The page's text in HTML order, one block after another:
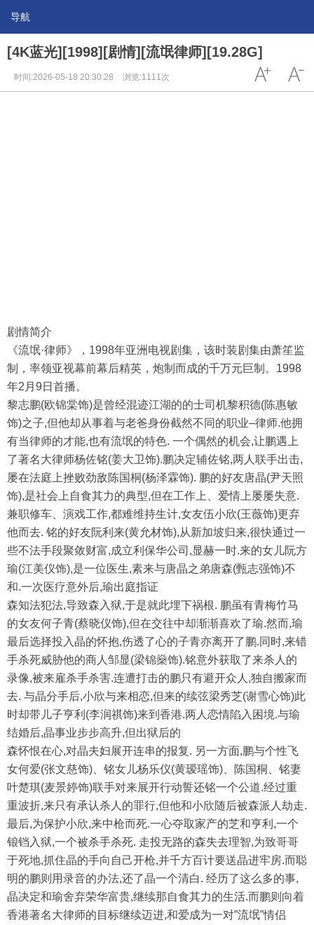
导航
[4K蓝光][1998][剧情][流氓律师][19.28G]
时间:2026-05-18 20:30:28 浏览:1111次
剧情简介
《流氓·律师》，1998年亚洲电视剧集，该时装剧集由萧笙监
制，率领亚视幕前幕后精英，炮制而成的千万元巨制。1998
年2月9日首播。
黎志鹏(欧锦棠饰)是曾经混迹江湖的的士司机黎积德(陈惠敏
饰)之子,但他却从事着与老爸身份截然不同的职业–律师.他拥
有当律师的才能,也有流氓的特色. 一个偶然的机会,让鹏遇上
了著名大律师杨佐铭(姜大卫饰).鹏决定辅佐铭,两人联手出击,
屡在法庭上挫败劲敌陈国桐(杨泽霖饰). 鹏的好友唐晶(尹天照
饰),是社会上自食其力的典型,但在工作上、爱情上屡屡失意.
兼职修车、演戏工作,都难维持生计,女友伍小欣(王薇饰)更弃
他而去. 铭的好友阮利来(黄允材饰),从新加坡归来,很快通过一
些不法手段聚敛财富,成立利保华公司,显赫一时.来的女儿阮方
瑜(江美仪饰),是一位医生,素来与唐晶之弟唐森(甄志强饰)不
和.一次医疗意外后,瑜出庭指证
森知法犯法,导致森入狱,于是就此埋下祸根. 鹏虽有青梅竹马
的女友何子青(蔡晓仪饰),但在交往中却渐渐喜欢了瑜.然而,瑜
最后选择投入晶的怀抱,伤透了心的子青亦离开了鹏.同时,来错
手杀死威胁他的商人邹显(梁锦燊饰).铭意外获取了来杀人的
录像,被来雇杀手杀害.连遭打击的鹏只有避开众人,独自搬家而
去. 与晶分手后,小欣与来相恋,但来的续弦梁秀芝(谢雪心饰)此
时却带儿子亨利(李润祺饰)来到香港.两人恋情陷入困境.与瑜
结婚后,晶事业步步高升,但出狱后的
森怀恨在心,对晶夫妇展开连串的报复. 另一方面,鹏与个性飞
女何爱(张文慈饰)、铭女儿杨乐仪(黄瑷瑶饰)、陈国桐、铭妻
叶楚琪(麦景婷饰)联手对来展开行动誓还铭一个公道.经过重
重波折,来只有承认杀人的罪行,但他和小欣随后被森派人劫走.
最后,为保护小欣,来中枪而死.一心夺取家产的芝和亨利,一个
锒铛入狱,一个被杀手杀死. 走投无路的森失去理智,为致哥哥
于死地,抓住晶的手向自己开枪,并千方百计要送晶进牢房.而聪
明的鹏则用录音的办法,还了晶一个清白. 经历了这么多的事,
晶决定和瑜舍弃荣华富贵,继续那自食其力的生活.而鹏则向着
香港著名大律师的目标继续迈进,和爱成为一对”流氓”情侣